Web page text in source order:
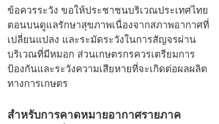
ข้อควรระวัง ขอให้ประชาชนบริเวณประเทศไทย
ตอนบนดูแลรักษาสุขภาพเนื่องจากสภาพอากาศที่
เปลี่ยนแปลง และระมัดระวังในการสัญจรผ่าน
บริเวณที่มีหมอก ส่วนเกษตรกรควรเตรียมการ
ป้องกันและระวังความเสียหายที่จะเกิดต่อผลผลิต
ทางการเกษตร
สำหรับการคาดหมายอากาศรายภาค